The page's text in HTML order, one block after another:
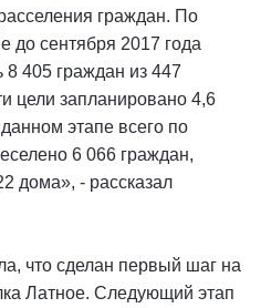
граждан. По
до сентября 2017 года
8 405 граждан из 447
цели запланировано 4,6
этапе всего по
6 066 граждан,
дома», - рассказал
что сделан первый шаг на
Латное. Следующий этап